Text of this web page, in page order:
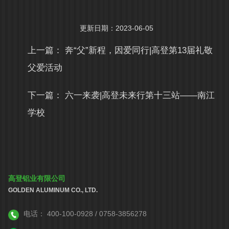
更新日期：2023-06-05
上一篇：奔“父”新程，因爱同行|高登第13届礼敬
父爱活动
下一篇： 六一来袭|高登未来行第十三站——南江
学校
高登铝业有限公司
GOLDEN ALUMINUM CO., LTD.
电话： 400-100-0928 / 0758-3856278